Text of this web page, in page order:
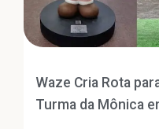
Waze Cria Rota
Turma da Mônica